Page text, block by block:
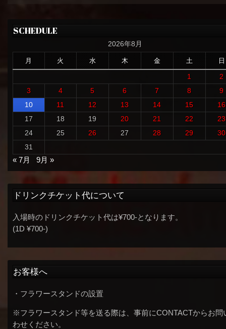
SCHEDULE
2026年8月
月 火 水 木 金 土 日
1
2
3
4 5 6 7 8
9
10
11 12 13 14 15
16
17
18 19 20 21 22
23
24
25 26 27 28 29
30
31
« 7月
9月 »
ドリンクチケット代について
入場時のドリンクチケット代は¥700-となります。
(1D ¥700-)
お客様へ
・フラワースタンドの設置
※フラワースタンド等を送る際は、事前にCONTACTからお問
わせください。